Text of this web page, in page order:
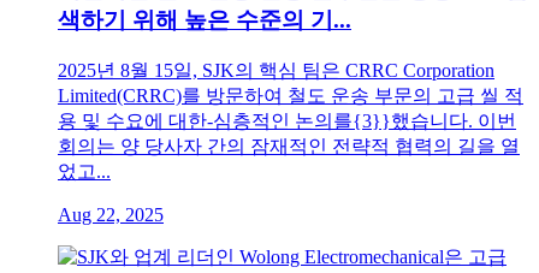
색하기 위해 높은 수준의 기...
2025년 8월 15일, SJK의 핵심 팀은 CRRC Corporation
Limited(CRRC)를 방문하여 철도 운송 부문의 고급 씰 적
용 및 수요에 대한-심층적인 논의를{3}}했습니다. 이번
회의는 양 당사자 간의 잠재적인 전략적 협력의 길을 열
었고...
Aug 22, 2025